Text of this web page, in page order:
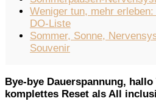
Weniger tun, mehr
DO-Liste
Sommer, Sonne,
Souvenir
Bye-bye Dauerspannung,
komplettes Reset als All